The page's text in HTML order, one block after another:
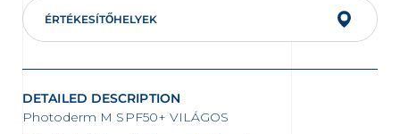
ÉRTÉKESÍTŐHELYEK
DETAILED DESCRIPTION
Photoderm M SPF50+ VILÁGOS